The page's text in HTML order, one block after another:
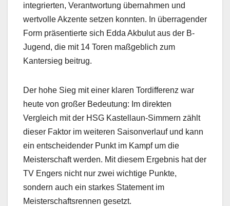
integrierten, Verantwortung übernahmen und
wertvolle Akzente setzen konnten. In überragender
Form präsentierte sich Edda Akbulut aus der B-
Jugend, die mit 14 Toren maßgeblich zum
Kantersieg beitrug.
Der hohe Sieg mit einer klaren Tordifferenz war
heute von großer Bedeutung: Im direkten
Vergleich mit der HSG Kastellaun-Simmern zählt
dieser Faktor im weiteren Saisonverlauf und kann
ein entscheidender Punkt im Kampf um die
Meisterschaft werden. Mit diesem Ergebnis hat der
TV Engers nicht nur zwei wichtige Punkte,
sondern auch ein starkes Statement im
Meisterschaftsrennen gesetzt.